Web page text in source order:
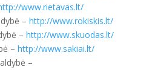
www.rietavas.lt/
– http://www.rokiskis.lt/
– http://www.skuodas.lt/
– http://www.sakiai.lt/
–